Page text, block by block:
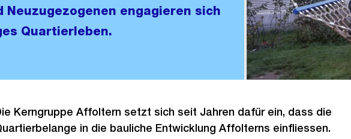
Neuzugezogenen engagieren sich
Quartierleben.
Kerngruppe Affoltern setzt sich seit Jahren dafür ein, dass die
in die bauliche Entwicklung Affolterns einfliessen.